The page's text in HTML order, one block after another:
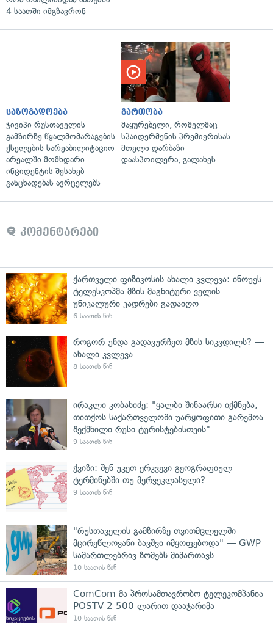
4 საათში იმგზავრონ
საზოგადოება
ჯივიპი რუსთაველის
გამზირზე წყალმომარაგების
ქსელების სარეაბილიტაციო
არეალში მომხდარი
ინციდენტის შესახებ
განცხადებას ავრცელებს
გართობა
მაყურებელი, რომელმაც
სპაიდერმენის პრემიერისას
მთელი დარბაზი
დაასპოილერა, გალახეს
კომენტარები
ქართველი ფიზიკოსის ახალი კვლევა: ინოუეს
ტელესკოპმა მზის მაგნიტური ველის
უნიკალური კადრები გადაიღო
6 საათის წინ
როგორ უნდა გადავურჩეთ მზის სიკვდილს? —
ახალი კვლევა
8 საათის წინ
ირაკლი კობახიძე: "ყალბი შინაარსი იქმნება,
თითქოს საქართველოში უარყოფითი გარემოა
შექმნილი რუსი ტურისტებისთვის"
9 საათის წინ
ქვიზი: შენ უკეთ ერკვევი გეოგრაფიულ
ტერმინებში თუ მერვეკლასელი?
9 საათის წინ
"რუსთაველის გამზირზე თვითმცლელში
მცირეწლოვანი ბავშვი იმყოფებოდა" — GWP
სამართლებრივ ზომებს მიმართავს
10 საათის წინ
ComCom-მა პროსამთავრობო ტელეკომპანია
POSTV 2 500 ლარით დააჯარიმა
10 საათის წინ